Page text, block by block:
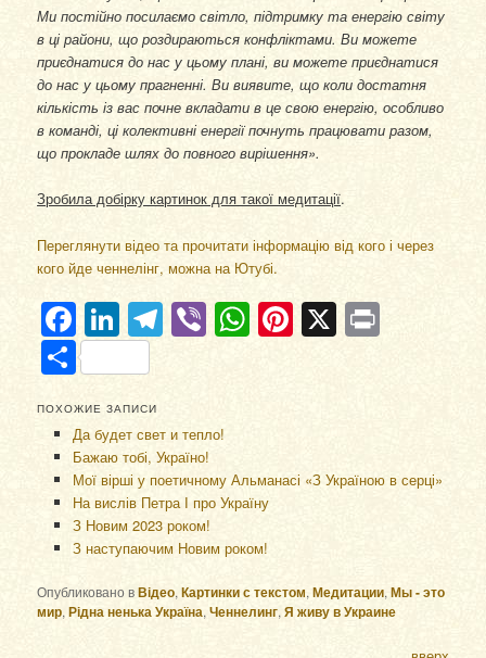
Ми постійно посилаємо світло, підтримку та енергію світу
в ці райони, що роздираються конфліктами. Ви можете
приєднатися до нас у цьому плані, ви можете приєднатися
до нас у цьому прагненні. Ви виявите, що коли достатня
кількість із вас почне вкладати в це свою енергію, особливо
в команді, ці колективні енергії почнуть працювати разом,
що прокладе шлях до повного вирішення».
Зробила добірку картинок для такої медитації.
Переглянути відео та прочитати інформацію від кого і через
кого йде ченнелінг, можна на Ютубі.
Facebook
LinkedIn
Telegram
ViberWhatsApp
Pinterest
X
Отправить
ПОХОЖИЕ ЗАПИСИ
Да будет свет и тепло!
Бажаю тобі, Україно!
Мої вірші у поетичному Альманасі «З Україною в серці»
На вислів Петра І про Україну
З Новим 2023 роком!
З наступаючим Новим роком!
Опубликовано вВідео,Картинки с текстом,Медитации,Мы - это
мир,Рідна ненька Україна,Ченнелинг,Я живу в Украине